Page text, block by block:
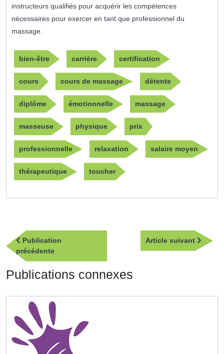
instructeurs qualifiés pour acquérir les compétences
nécessaires pour exercer en tant que professionnel du
massage.
bien-être carrière certification
cours cours de massage détente
diplôme émotionnelle massage
masseuse physique prix
professionnelle relaxation salaire moyen
thérapeutique toucher
Navigation
de
l’article
Publication
précédentePublication
précédente
Article suivant
Article
Publications connexes